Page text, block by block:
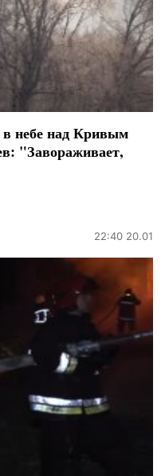
в небе над Кривым
"Завораживает,
22:40 20.01